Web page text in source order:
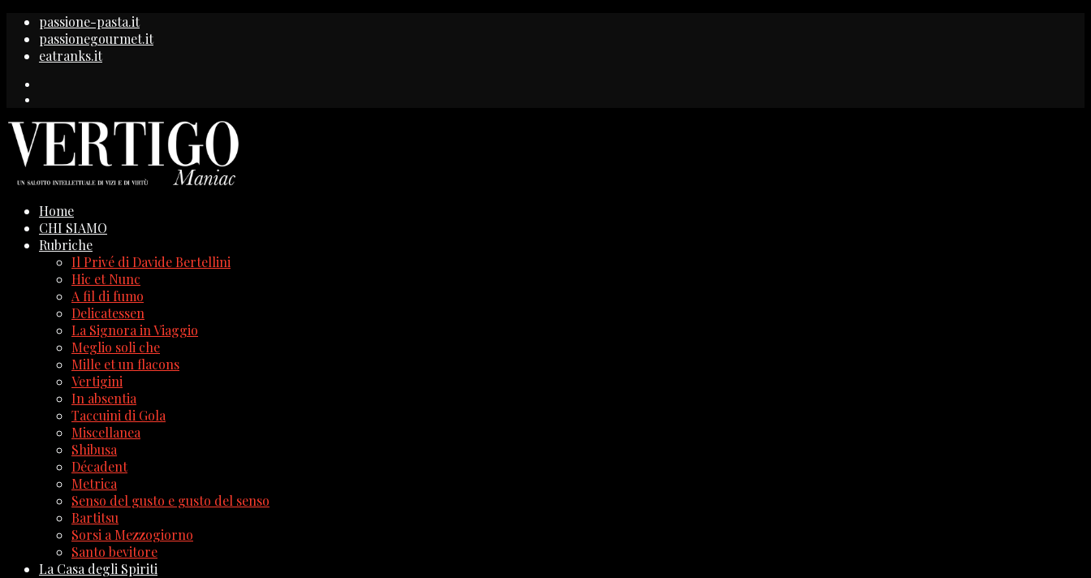
passione-pasta.it
passionegourmet.it
eatranks.it
Home
CHI SIAMO
Rubriche
Il Privé di Davide Bertellini
Hic et Nunc
A fil di fumo
Delicatessen
La Signora in Viaggio
Meglio soli che
Mille et un flacons
Vertigini
In absentia
Taccuini di Gola
Miscellanea
Shibusa
Décadent
Metrica
Senso del gusto e gusto del senso
Bartitsu
Sorsi a Mezzogiorno
Santo bevitore
La Casa degli Spiriti